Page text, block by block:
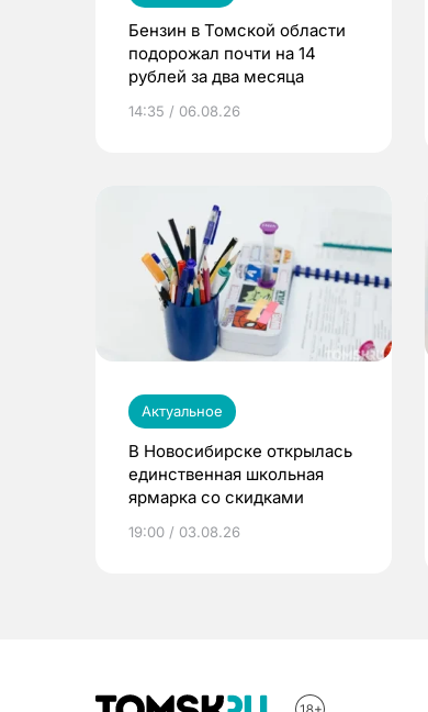
Бензин в Томской области
подорожал почти на 14
рублей за два месяца
14:35 / 06.08.26
Актуальное
В Новосибирске открылась
единственная школьная
ярмарка со скидками
19:00 / 03.08.26